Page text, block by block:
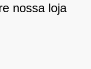
nossa loja